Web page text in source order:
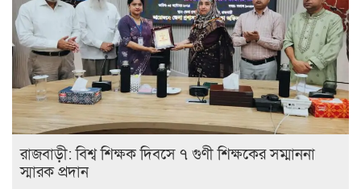
রাজবাড়ী: বিশ্ব শিক্ষক দিবসে ৭ গুণী শিক্ষকের সম্মাননা
স্মারক প্রদান